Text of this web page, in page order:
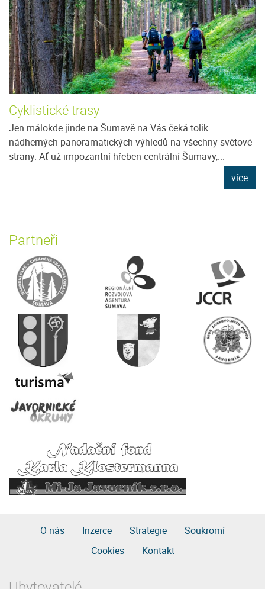
Cyklistické trasy
Jen málokde jinde na Šumavě na Vás čeká tolik
nádherných panoramatických výhledů na všechny světové
strany. Ať už impozantní hřeben centrální Šumavy,...
více
Partneři
O nás Inzerce Strategie
Soukromí
Cookies
Kontakt